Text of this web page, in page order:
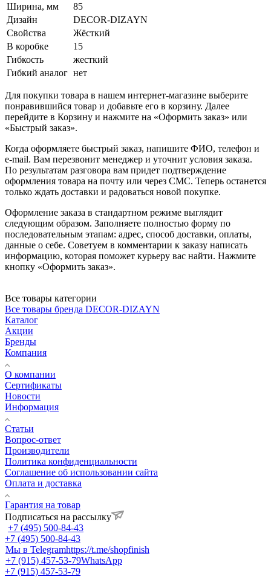
Ширина, мм
85
Дизайн
DECOR-DIZAYN
Свойства
Жёсткий
В коробке
15
Гибкость
жесткий
Гибкий аналог нет
Для покупки товара в нашем интернет-магазине выберите
понравившийся товар и добавьте его в корзину. Далее
перейдите в Корзину и нажмите на «Оформить заказ» или
«Быстрый заказ».
Когда оформляете быстрый заказ, напишите ФИО, телефон и
e-mail. Вам перезвонит менеджер и уточнит условия заказа.
По результатам разговора вам придет подтверждение
оформления товара на почту или через СМС. Теперь останется
только ждать доставки и радоваться новой покупке.
Оформление заказа в стандартном режиме выглядит
следующим образом. Заполняете полностью форму по
последовательным этапам: адрес, способ доставки, оплаты,
данные о себе. Советуем в комментарии к заказу написать
информацию, которая поможет курьеру вас найти. Нажмите
кнопку «Оформить заказ».
Все товары категории
Все товары бренда DECOR-DIZAYN
Каталог
Акции
Бренды
Компания
О компании
Сертификаты
Новости
Информация
Статьи
Вопрос-ответ
Производители
Политика конфиденциальности
Соглашение об использовании сайта
Оплата и доставка
Гарантия на товар
Подписаться на рассылку
+7 (495) 500-84-43
+7 (495) 500-84-43
Мы в Telegramhttps://t.me/shopfinish
+7 (915) 457-53-79WhatsApp
+7 (915) 457-53-79